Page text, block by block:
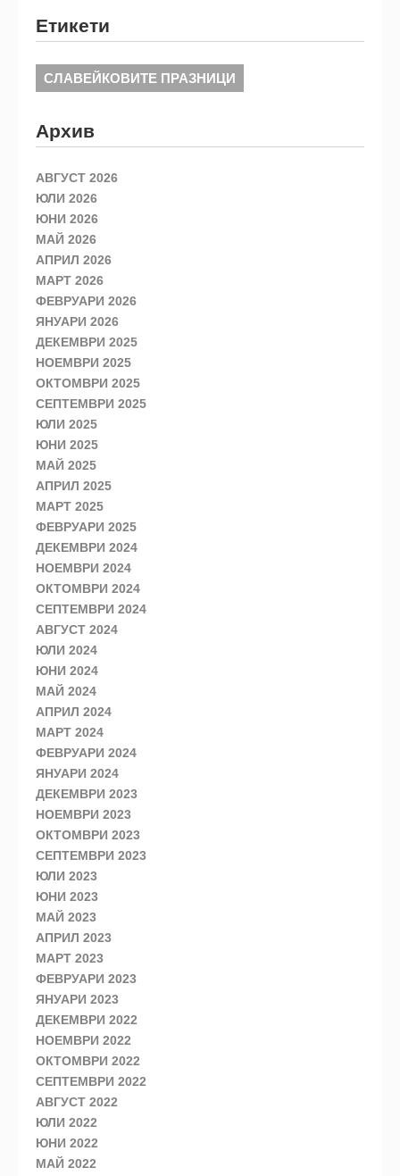
Етикети
СЛАВЕЙКОВИТЕ ПРАЗНИЦИ
Архив
АВГУСТ 2026
ЮЛИ 2026
ЮНИ 2026
МАЙ 2026
АПРИЛ 2026
МАРТ 2026
ФЕВРУАРИ 2026
ЯНУАРИ 2026
ДЕКЕМВРИ 2025
НОЕМВРИ 2025
ОКТОМВРИ 2025
СЕПТЕМВРИ 2025
ЮЛИ 2025
ЮНИ 2025
МАЙ 2025
АПРИЛ 2025
МАРТ 2025
ФЕВРУАРИ 2025
ДЕКЕМВРИ 2024
НОЕМВРИ 2024
ОКТОМВРИ 2024
СЕПТЕМВРИ 2024
АВГУСТ 2024
ЮЛИ 2024
ЮНИ 2024
МАЙ 2024
АПРИЛ 2024
МАРТ 2024
ФЕВРУАРИ 2024
ЯНУАРИ 2024
ДЕКЕМВРИ 2023
НОЕМВРИ 2023
ОКТОМВРИ 2023
СЕПТЕМВРИ 2023
ЮЛИ 2023
ЮНИ 2023
МАЙ 2023
АПРИЛ 2023
МАРТ 2023
ФЕВРУАРИ 2023
ЯНУАРИ 2023
ДЕКЕМВРИ 2022
НОЕМВРИ 2022
ОКТОМВРИ 2022
СЕПТЕМВРИ 2022
АВГУСТ 2022
ЮЛИ 2022
ЮНИ 2022
МАЙ 2022